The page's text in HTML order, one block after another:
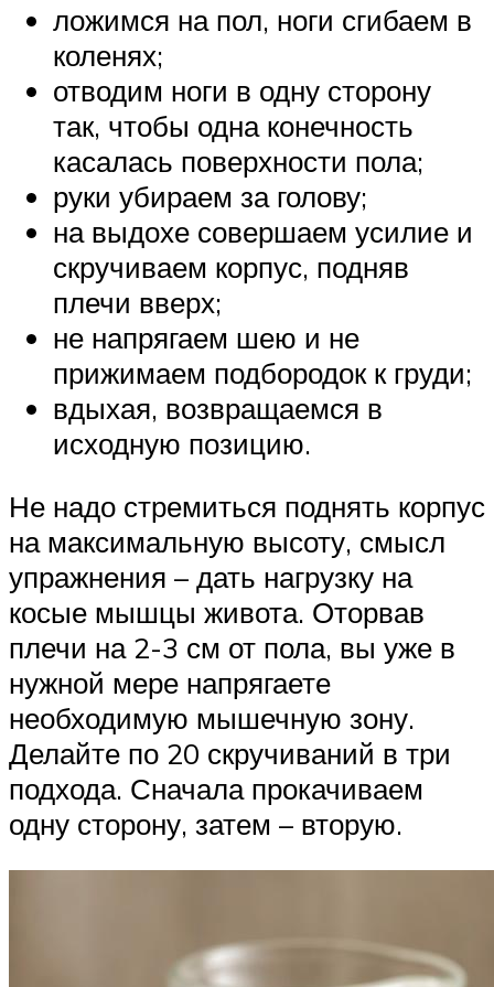
ложимся на пол, ноги сгибаем в
коленях;
отводим ноги в одну сторону
так, чтобы одна конечность
касалась поверхности пола;
руки убираем за голову;
на выдохе совершаем усилие и
скручиваем корпус, подняв
плечи вверх;
не напрягаем шею и не
прижимаем подбородок к груди;
вдыхая, возвращаемся в
исходную позицию.
Не надо стремиться поднять корпус
на максимальную высоту, смысл
упражнения – дать нагрузку на
косые мышцы живота. Оторвав
плечи на 2-3 см от пола, вы уже в
нужной мере напрягаете
необходимую мышечную зону.
Делайте по 20 скручиваний в три
подхода. Сначала прокачиваем
одну сторону, затем – вторую.